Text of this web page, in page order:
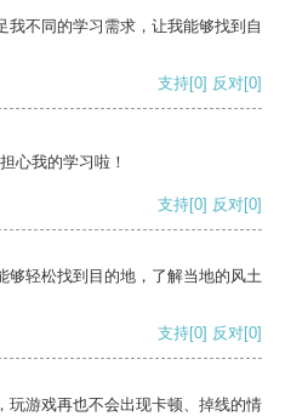
我不同的学习需求，让我能够找到自
支持[0] 反对[0]
心我的学习啦！
支持[0] 反对[0]
够轻松找到目的地，了解当地的风土
支持[0] 反对[0]
玩游戏再也不会出现卡顿、掉线的情